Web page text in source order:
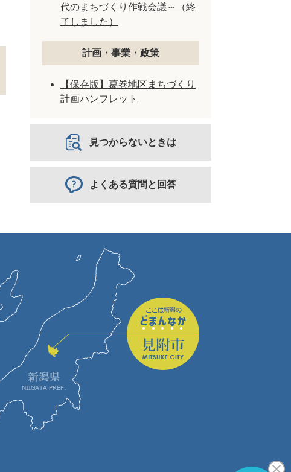
代のまちづくり作戦会議～（終
了しました）
計画・事業・政策
【保存版】葛巻地区まちづくり
計画パンフレット
見つからないときは
よくある質問と回答